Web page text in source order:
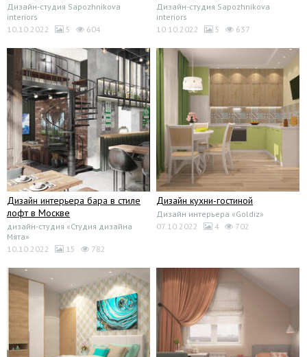
Дизайн-студия Sapozhnikova
interiors
10.10.2022
5 604
Дизайн-студия Sapozhnikova
interiors
10.10.2022
5 637
Дизайн интерьера бара в стиле
лофт в Москве
дизайн-студия «Студия дизайна
Мята»
10.10.2022
15 782
Дизайн кухни-гостиной
Дизайн интерьера «Goldiz»
07.10.2022
4 702